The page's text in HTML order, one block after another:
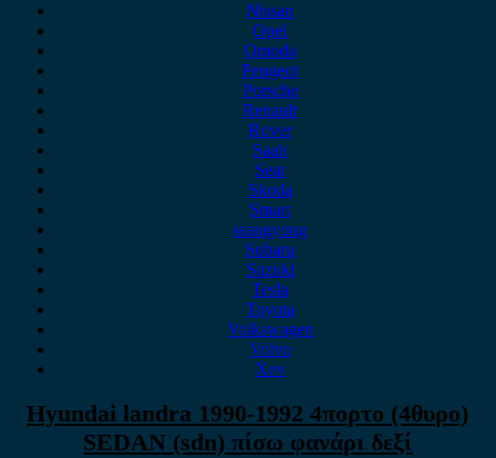
Nissan
Opel
Omoda
Peugeot
Porsche
Renault
Rover
Saab
Seat
Skoda
Smart
ssangyong
Subaru
Suzuki
Tesla
Toyota
Volkswagen
Volvo
Xev
Hyundai landra 1990-1992 4πορτο (4θυρο)
SEDAN (sdn) πίσω φανάρι δεξί